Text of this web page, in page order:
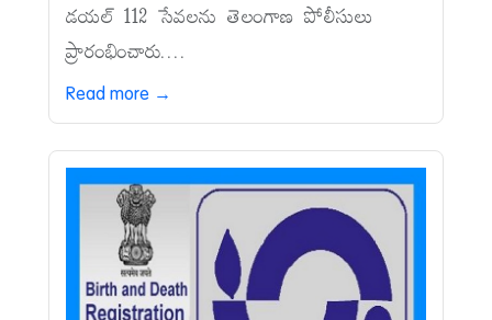
డయల్‌ 112 సేవలను తెలంగాణ పోలీసులు
ప్రారంభించారు....
Read more →